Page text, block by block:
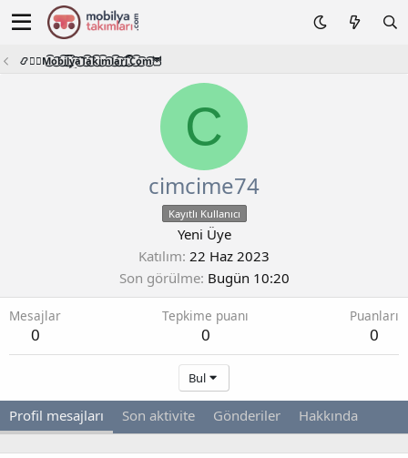
📿🧙‍♂️M͜͡o͜͡b͜͡i͜͡l͜͡y͜͡a͜͡T͜͡a͜͡k͜͡i͜͡m͜͡l͜͡a͜͡r͜͡i͜͡.͜͡C͜͡o͜͡m͜͡🦉
C
cimcime74
Kayıtlı Kullanıcı
Yeni Üye
Katılım 22 Haz 2023
Son görülme Bugün 10:20
Mesajlar
0
Tepkime puanı
0
Puanları
0
Bul
Profil mesajları Son aktivite Gönderiler Hakkında